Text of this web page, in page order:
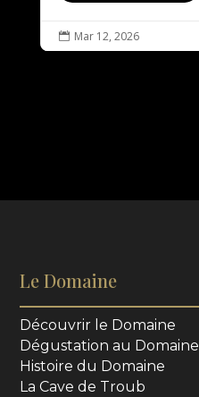
 Mar 12, 2026
Le Domaine
Découvrir le Domaine
Dégustation au Domaine
Histoire du Domaine
La Cave de Troub